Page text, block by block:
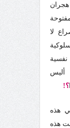
لا
نفسية
أليس
؟!
هذه
هذه